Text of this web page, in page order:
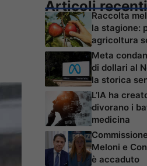
Articoli recenti
Raccolta
la stagione:
agricoltura
Meta
di dollari al
la storica
L’IA ha
divorano i
medicina
Meloni e
è accaduto